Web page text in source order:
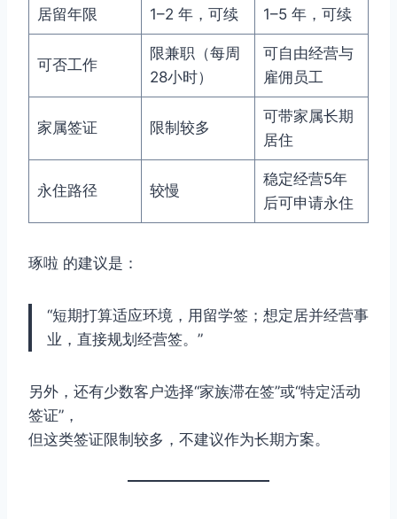
居留年限 1–2 年，可续 1–5 年，可续
可否工作
限兼职（每周
28小时）
可自由经营与
雇佣员工
家属签证 限制较多
可带家属长期
居住
永住路径 较慢
稳定经营5年
后可申请永住
琢啦 的建议是：
“短期打算适应环境，用留学签；想定居并经营事
业，直接规划经营签。”
另外，还有少数客户选择“家族滞在签”或“特定活动
签证”，
但这类签证限制较多，不建议作为长期方案。